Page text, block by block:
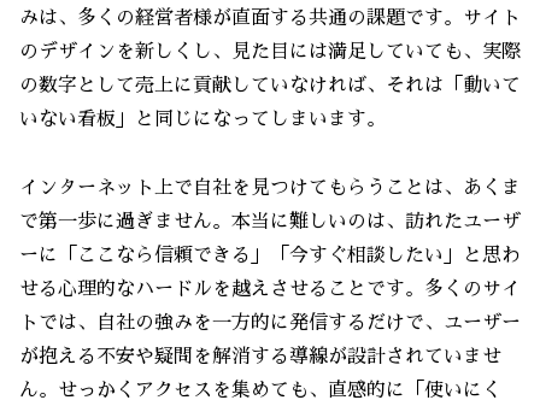
みは、多くの経営者様が直面する共通の課題です。サイト
のデザインを新しくし、見た目には満足していても、実際
の数字として売上に貢献していなければ、それは「動いて
いない看板」と同じになってしまいます。
インターネット上で自社を見つけてもらうことは、あくま
で第一歩に過ぎません。本当に難しいのは、訪れたユーザ
ーに「ここなら信頼できる」「今すぐ相談したい」と思わ
せる心理的なハードルを越えさせることです。多くのサイ
トでは、自社の強みを一方的に発信するだけで、ユーザー
が抱える不安や疑問を解消する導線が設計されていませ
ん。せっかくアクセスを集めても、直感的に「使いにく